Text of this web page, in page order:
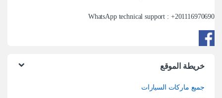
WhatsApp technical support : +201116970690
خريطة الموقع
جميع ماركات السيارات